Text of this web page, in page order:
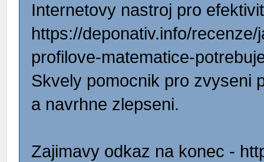
Internetovy nastroj pro
https://deponativ.info/
profilove-matematice-
Skvely pomocnik pro zvyseni
a navrhne zlepseni.
Zajimavy odkaz na konec -